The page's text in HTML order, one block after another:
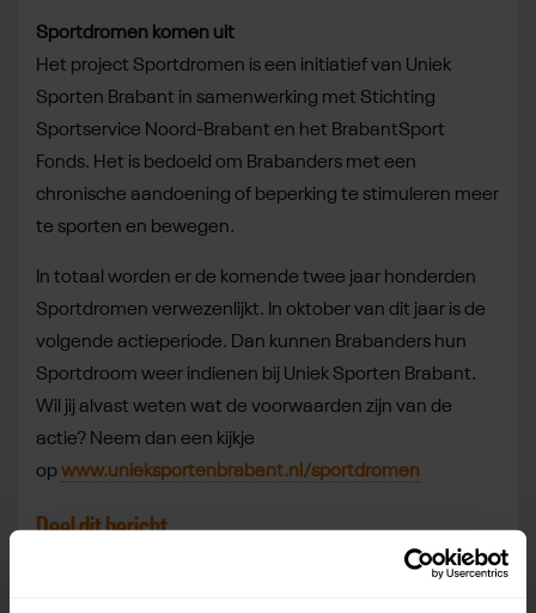
Sportdromen komen uit
Het project Sportdromen is een initiatief van Uniek
Sporten Brabant in samenwerking met Stichting
Sportservice Noord-Brabant en het BrabantSport
Fonds. Het is bedoeld om Brabanders met een
chronische aandoening of beperking te stimuleren meer
te sporten en bewegen.
In totaal worden er de komende twee jaar honderden
Sportdromen verwezenlijkt. In oktober van dit jaar is de
volgende actieperiode. Dan kunnen Brabanders hun
Sportdroom weer indienen bij Uniek Sporten Brabant.
Wil jij alvast weten wat de voorwaarden zijn van de
actie? Neem dan een kijkje
opwww.unieksportenbrabant.nl/sportdromen
Deel dit bericht